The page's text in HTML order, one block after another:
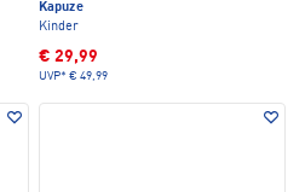
Kapuze
Kinder
€ 29,99
UVP* € 49,99